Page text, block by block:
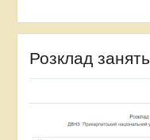
Розклад занять